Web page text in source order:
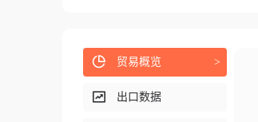
贸易概览 >
出口数据